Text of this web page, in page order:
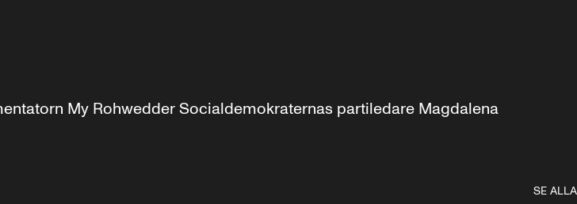
My Rohwedder Socialdemokraternas partiledare Magdalena
SE ALLA